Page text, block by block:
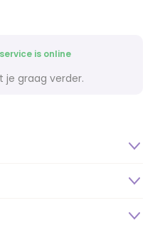
is online
je graag verder.